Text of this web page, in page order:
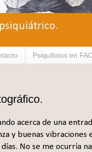
Psiquifotos en
acerca de una
y buenas vibraciones
No se me ocurría